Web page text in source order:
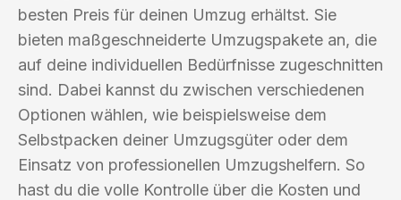
besten Preis für deinen Umzug erhältst. Sie
bieten maßgeschneiderte Umzugspakete an, die
auf deine individuellen Bedürfnisse zugeschnitten
sind. Dabei kannst du zwischen verschiedenen
Optionen wählen, wie beispielsweise dem
Selbstpacken deiner Umzugsgüter oder dem
Einsatz von professionellen Umzugshelfern. So
hast du die volle Kontrolle über die Kosten und